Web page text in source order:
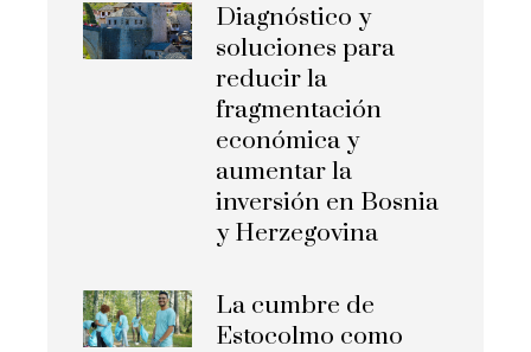
Diagnóstico y
soluciones para
reducir la
fragmentación
económica y
aumentar la
inversión en Bosnia
y Herzegovina
La cumbre de
Estocolmo como